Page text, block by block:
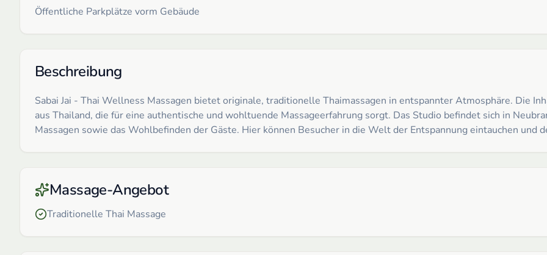
Öffentliche Parkplätze vorm Gebäude
Beschreibung
Sabai Jai - Thai Wellness Massagen bietet originale, traditionelle Thaimassagen in entspannter Atmosphäre. Die
aus Thailand, die für eine authentische und wohltuende Massageerfahrung sorgt. Das Studio befindet sich in
Massagen sowie das Wohlbefinden der Gäste. Hier können Besucher in die Welt der Entspannung eintauchen und
Massage-Angebot
Traditionelle Thai Massage